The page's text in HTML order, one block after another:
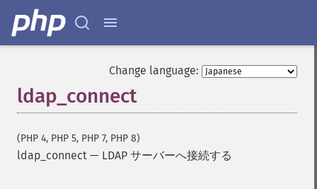
Change language:
ldap_connect
(PHP 4, PHP 5, PHP 7, PHP 8)
ldap_connect — LDAP サーバーへ接続する